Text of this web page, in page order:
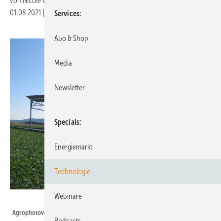
01.08.2021
Druckvorschau
Agrophotovoltaik-Pilotanlage auf dem Gelände der Demeter-
Services
Abo & Shop
Media
Newsletter
Specials
Energiemarkt
Technologie
Webinare